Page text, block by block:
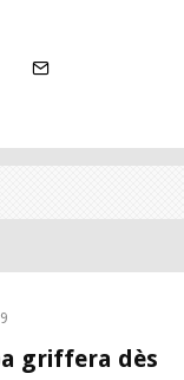
griffera dès